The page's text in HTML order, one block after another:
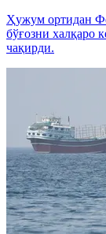
Ҳужум ортидан
бўғозни халқаро
чақирди.